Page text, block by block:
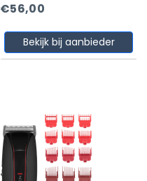
€56,00
Bekijk bij aanbieder